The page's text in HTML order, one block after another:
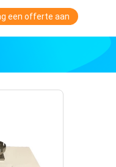
een offerte aan